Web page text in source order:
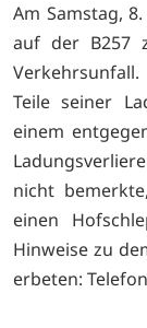
Am Samstag,
auf der B257
Teile seiner
einem
nicht
einen
Hinweise zu
erbeten: